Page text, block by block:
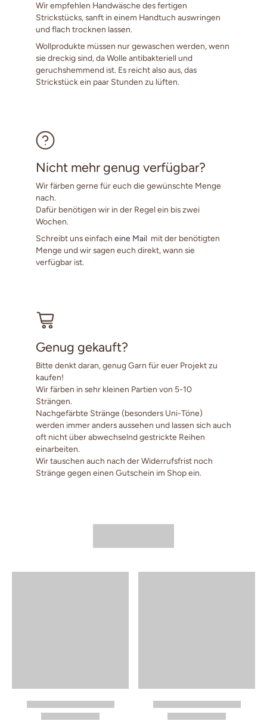
Wir empfehlen Handwäsche des fertigen
Strickstücks, sanft in einem Handtuch auswringen
und flach trocknen lassen.
Wollprodukte müssen nur gewaschen werden, wenn
sie dreckig sind, da Wolle antibakteriell und
geruchshemmend ist. Es reicht also aus, das
Strickstück ein paar Stunden zu lüften.
Nicht mehr genug verfügbar?
Wir färben gerne für euch die gewünschte Menge
nach.
Dafür benötigen wir in der Regel ein bis zwei
Wochen.
Schreibt uns einfach eine Mail mit der benötigten
Menge und wir sagen euch direkt, wann sie
verfügbar ist.
Genug gekauft?
Bitte denkt daran, genug Garn für euer Projekt zu
kaufen!
Wir färben in sehr kleinen Partien von 5-10
Strängen.
Nachgefärbte Stränge (besonders Uni-Töne)
werden immer anders aussehen und lassen sich auch
oft nicht über abwechselnd gestrickte Reihen
einarbeiten.
Wir tauschen auch nach der Widerrufsfrist noch
Stränge gegen einen Gutschein im Shop ein.